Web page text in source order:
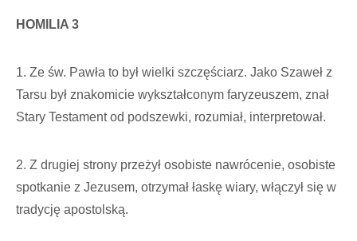
HOMILIA 3
1. Ze św. Pawła to był wielki szczęściarz. Jako Szaweł z
Tarsu był znakomicie wykształconym faryzeuszem, znał
Stary Testament od podszewki, rozumiał, interpretował.
2. Z drugiej strony przeżył osobiste nawrócenie, osobiste
spotkanie z Jezusem, otrzymał łaskę wiary, włączył się w
tradycję apostolską.